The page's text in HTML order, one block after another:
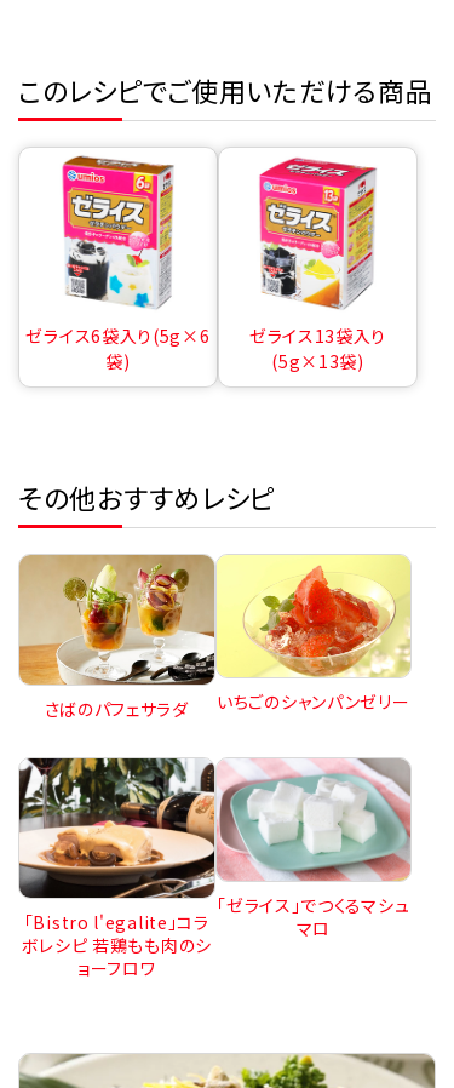
このレシピでご使用いただける商品
ゼライス6袋入り(5g×6
袋)
ゼライス13袋入り
(5g×13袋)
その他おすすめレシピ
さばのパフェサラダ いちごのシャンパンゼリー
「Bistro l'egalite」コラ
ボレシピ 若鶏もも肉のシ
ョーフロワ
「ゼライス」でつくるマシュ
マロ